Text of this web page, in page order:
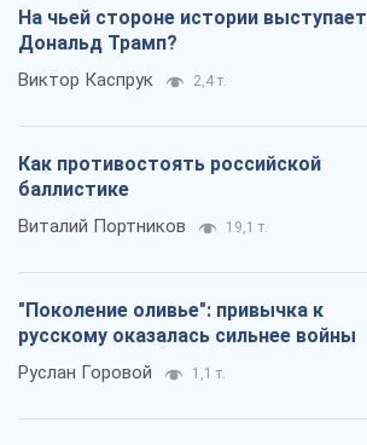
На чьей стороне истории выступает
Дональд Трамп?
Виктор Каспрук 2,4 т.
Как противостоять российской
баллистике
Виталий Портников 19,1 т.
"Поколение оливье": привычка к
русскому оказалась сильнее войны
Руслан Горовой 1,1 т.